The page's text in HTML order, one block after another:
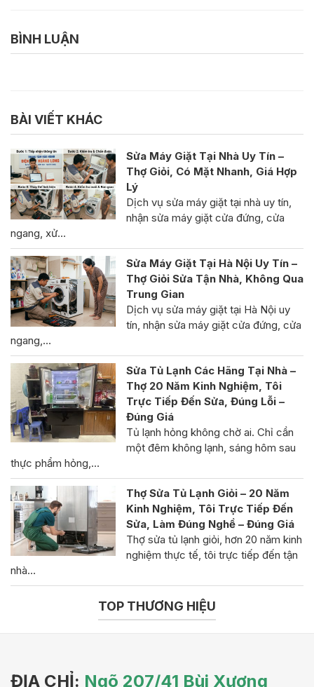
BÌNH LUẬN
BÀI VIẾT KHÁC
Sửa Máy Giặt Tại Nhà Uy Tín –
Thợ Giỏi, Có Mặt Nhanh, Giá Hợp
Lý
Dịch vụ sửa máy giặt tại nhà uy tín,
nhận sửa máy giặt cửa đứng, cửa
ngang, xử…
Sửa Máy Giặt Tại Hà Nội Uy Tín –
Thợ Giỏi Sửa Tận Nhà, Không Qua
Trung Gian
Dịch vụ sửa máy giặt tại Hà Nội uy
tín, nhận sửa máy giặt cửa đứng, cửa
ngang,…
Sửa Tủ Lạnh Các Hãng Tại Nhà –
Thợ 20 Năm Kinh Nghiệm, Tôi
Trực Tiếp Đến Sửa, Đúng Lỗi –
Đúng Giá
Tủ lạnh hỏng không chờ ai. Chỉ cần
một đêm không lạnh, sáng hôm sau
thực phẩm hỏng,…
Thợ Sửa Tủ Lạnh Giỏi – 20 Năm
Kinh Nghiệm, Tôi Trực Tiếp Đến
Sửa, Làm Đúng Nghề – Đúng Giá
Thợ sửa tủ lạnh giỏi, hơn 20 năm kinh
nghiệm thực tế, tôi trực tiếp đến tận
nhà…
TOP THƯƠNG HIỆU
ĐỊA CHỈ: Ngõ 207/41 Bùi Xương